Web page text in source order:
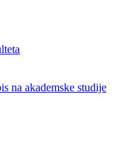
na akademske studije